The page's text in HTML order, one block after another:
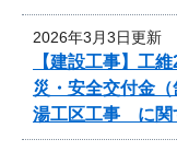
2026年3月3日更新
【建設工事】工
災・安全交付金
湯工区工事 に関